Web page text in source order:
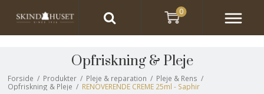
Opfriskning & Pleje
Forside / Produkter / Pleje & reparation / Pleje & Rens /
Opfriskning & Pleje / RENOVERENDE CREME 25ml - Saphir
0